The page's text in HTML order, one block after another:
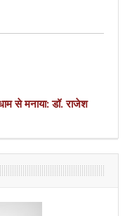
से मनाया: डॉ. राजेश